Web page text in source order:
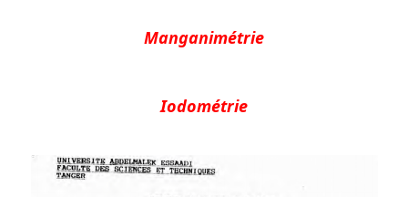
Manganimétrie
Iodométrie